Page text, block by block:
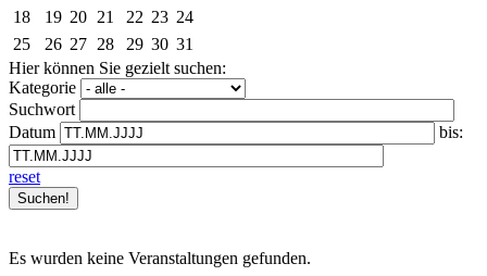
18
19 20 21 22 23 24
25
26 27 28 29 30 31
Hier können Sie gezielt suchen:
Kategorie
Suchwort
Datum
bis:
reset
Es wurden keine Veranstaltungen gefunden.